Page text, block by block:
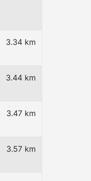
3.34 km
3.44 km
3.47 km
3.57 km